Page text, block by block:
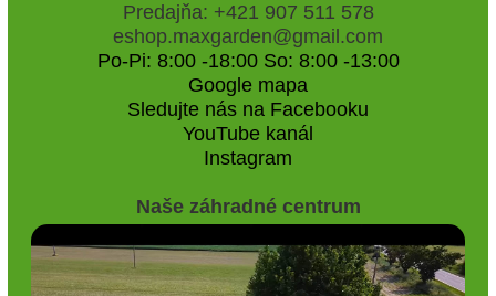
Predajňa: +421 907 511 578
eshop.maxgarden@gmail.com
Po-Pi: 8:00 -18:00 So: 8:00 -13:00
Google mapa
Sledujte nás na Facebooku
YouTube kanál
Instagram
Naše záhradné centrum